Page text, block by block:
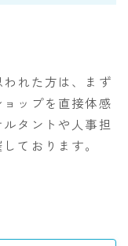
われた方は、まず
ップを直接体感
タントや人事担
ております。